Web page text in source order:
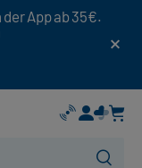
App ab 35€.